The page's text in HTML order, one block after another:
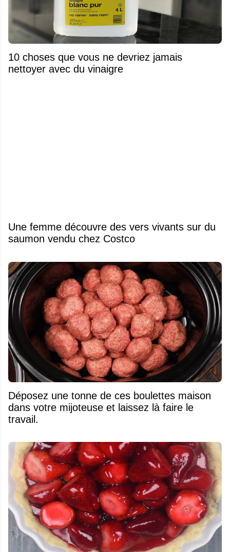
10 choses que vous ne devriez jamais
nettoyer avec du vinaigre
Une femme découvre des vers vivants sur du
saumon vendu chez Costco
Déposez une tonne de ces boulettes maison
dans votre mijoteuse et laissez là faire le
travail.